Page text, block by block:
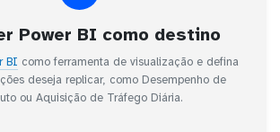
Power BI como destino
BI como ferramenta de visualização e defina
deseja replicar, como Desempenho de
ou Aquisição de Tráfego Diária.